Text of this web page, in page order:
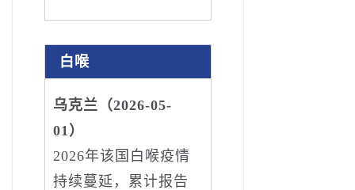
白喉
乌克兰（2026-05-
01）
2026年该国白喉疫情
持续蔓延，累计报告